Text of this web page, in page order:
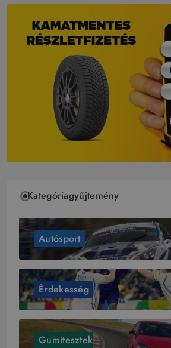
Kategóriagyűjtemény
Autósport
Érdekesség
Gumitesztek